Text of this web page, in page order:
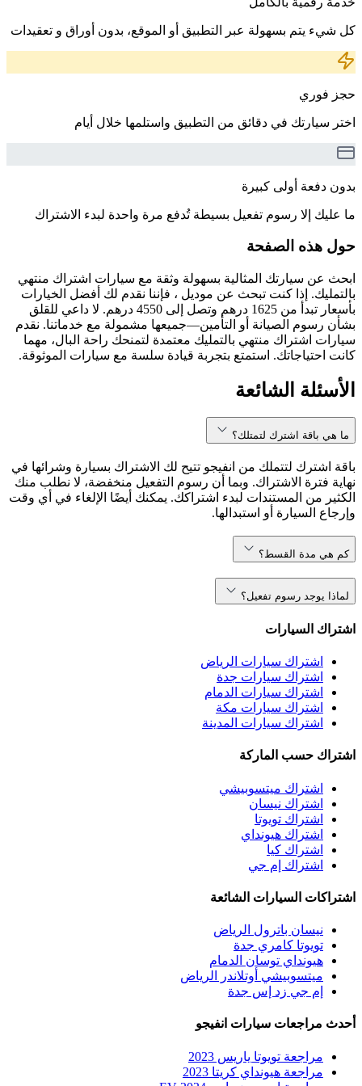
كل شيء يتم بسهولة عبر التطبيق أو الموقع، بدون أوراق و تعقيدات
حجز فوري
اختر سيارتك في دقائق من التطبيق واستلمها خلال أيام
بدون دفعة أولى كبيرة
ما عليك إلا رسوم تفعيل بسيطة تُدفع مرة واحدة لبدء الاشتراك
حول هذه الصفحة
ابحث عن سيارتك المثالية بسهولة وثقة مع سيارات اشتراك منتهي
بالتمليك. إذا كنت تبحث عن موديل ، فإننا نقدم لك أفضل الخيارات
بأسعار تبدأ من 1625 درهم وتصل إلى 4550 درهم. لا داعي للقلق
بشأن رسوم الصيانة أو التأمين—جميعها مشمولة مع خدماتنا. نقدم
سيارات اشتراك منتهي بالتمليك معتمدة لتمنحك راحة البال، مهما
كانت احتياجاتك. استمتع بتجربة قيادة سلسة مع سيارات الموثوقة.
الأسئلة الشائعة
ما هي باقة اشترك لتمتلك؟
باقة اشترك لتتملك من انفيجو تتيح لك الاشتراك بسيارة وشرائها في
نهاية فترة الاشتراك. وبما أن رسوم التفعيل منخفضة، لا نطلب منك
الكثير من المستندات لبدء اشتراكك. يمكنك أيضًا الإلغاء في أي وقت
وإرجاع السيارة أو استبدالها.
كم هي مدة القسط؟
لماذا يوجد رسوم تفعيل؟
اشتراك السيارات
اشتراك سيارات الرياض
اشتراك سيارات جدة
اشتراك سيارات الدمام
اشتراك سيارات مكة
اشتراك سيارات المدينة
اشتراك حسب الماركة
اشتراك ميتسوبيشي
اشتراك نيسان
اشتراك تويوتا
اشتراك هيونداي
اشتراك كيا
اشتراك إم جي
اشتراكات السيارات الشائعة
نيسان باترول الرياض
تويوتا كامري جدة
هيونداي توسان الدمام
ميتسوبيشي أوتلاندر الرياض
إم جي زد إس جدة
أحدث مراجعات سيارات انفيجو
مراجعة تويوتا ياريس 2023
مراجعة هيونداي كريتا 2023